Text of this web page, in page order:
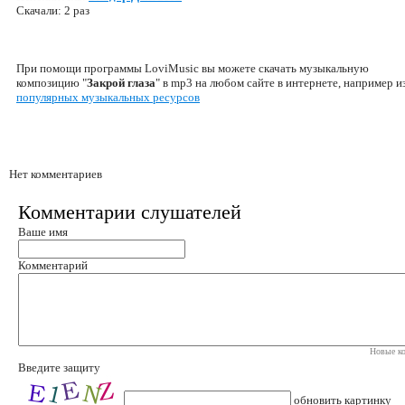
Скачали: 2 раз
При помощи программы LoviMusic вы можете скачать музыкальную
композицию "Закрой глаза" в mp3 на любом сайте в интернете, например
популярных музыкальных ресурсов
Нет комментариев
Комментарии слушателей
Ваше имя
Комментарий
Новые
Введите защиту
обновить картинку